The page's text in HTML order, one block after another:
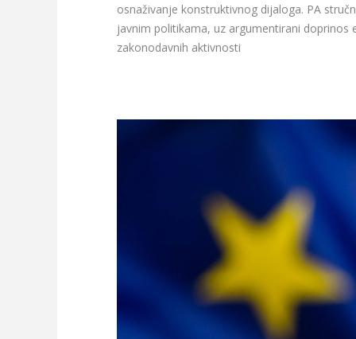
osnaživanje konstruktivnog dijaloga. PA
javnim politikama, uz argumentirani
zakonodavnih aktivnosti